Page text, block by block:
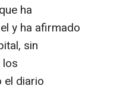
ha
y ha afirmado
sin
el diario